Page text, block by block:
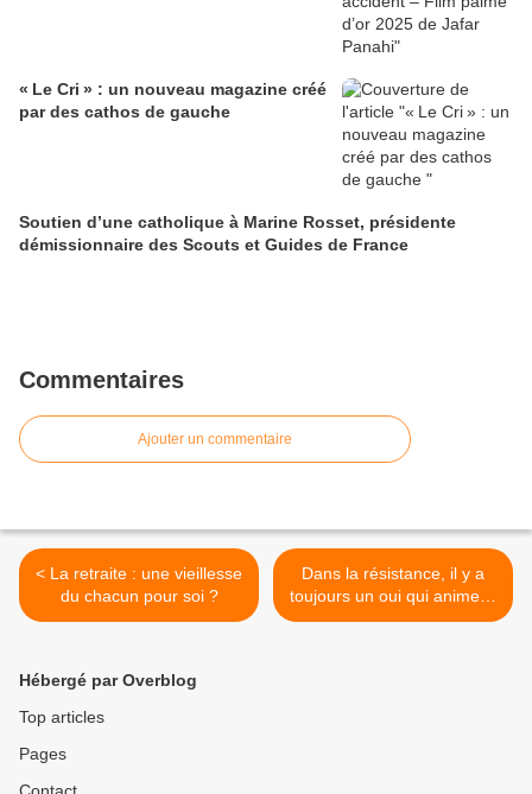
« Le Cri » : un nouveau magazine créé
par des cathos de gauche
Soutien d’une catholique à Marine Rosset, présidente
démissionnaire des Scouts et Guides de France
Commentaires
Ajouter un commentaire
< La retraite : une vieillesse
du chacun pour soi ?
Dans la résistance, il y a
toujours un oui qui anime le
non >
Hébergé par Overblog
Top articles
Pages